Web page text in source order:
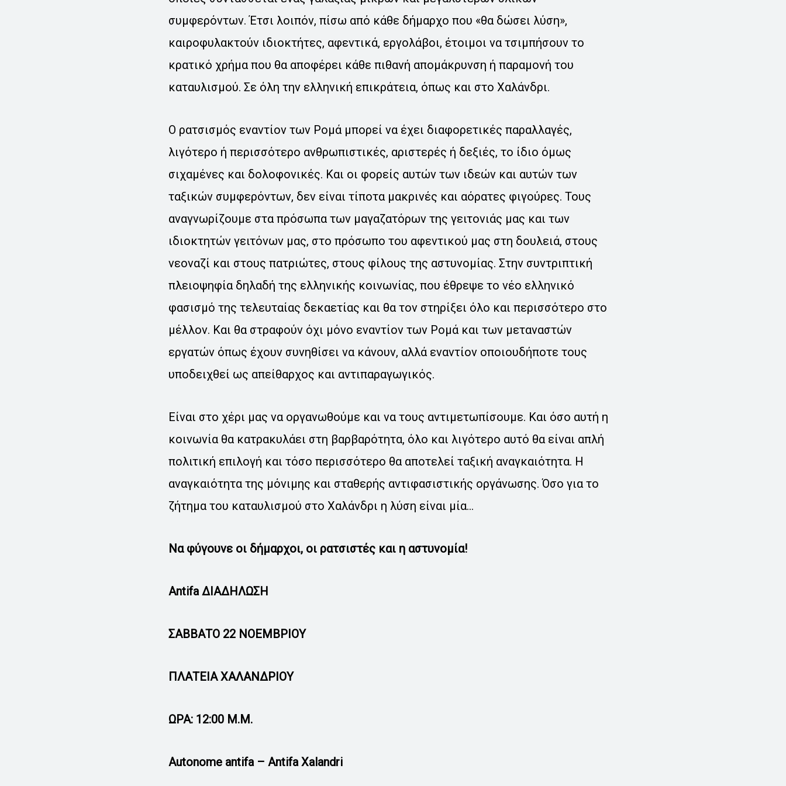
συμφερόντων. Έτσι λοιπόν, πίσω από κάθε δήμαρχο που «θα δώσει λύση»,
καιροφυλακτούν ιδιοκτήτες, αφεντικά, εργολάβοι, έτοιμοι να τσιμπήσουν το
κρατικό χρήμα που θα αποφέρει κάθε πιθανή απομάκρυνση ή παραμονή του
καταυλισμού. Σε όλη την ελληνική επικράτεια, όπως και στο Χαλάνδρι.
Ο ρατσισμός εναντίον των Ρομά μπορεί να έχει διαφορετικές παραλλαγές,
λιγότερο ή περισσότερο ανθρωπιστικές, αριστερές ή δεξιές, το ίδιο όμως
σιχαμένες και δολοφονικές. Και οι φορείς αυτών των ιδεών και αυτών των
ταξικών συμφερόντων, δεν είναι τίποτα μακρινές και αόρατες φιγούρες. Τους
αναγνωρίζουμε στα πρόσωπα των μαγαζατόρων της γειτονιάς μας και των
ιδιοκτητών γειτόνων μας, στο πρόσωπο του αφεντικού μας στη δουλειά, στους
νεοναζί και στους πατριώτες, στους φίλους της αστυνομίας. Στην συντριπτική
πλειοψηφία δηλαδή της ελληνικής κοινωνίας, που έθρεψε το νέο ελληνικό
φασισμό της τελευταίας δεκαετίας και θα τον στηρίξει όλο και περισσότερο στο
μέλλον. Και θα στραφούν όχι μόνο εναντίον των Ρομά και των μεταναστών
εργατών όπως έχουν συνηθίσει να κάνουν, αλλά εναντίον οποιουδήποτε τους
υποδειχθεί ως απείθαρχος και αντιπαραγωγικός.
Είναι στο χέρι μας να οργανωθούμε και να τους αντιμετωπίσουμε. Και όσο αυτή η
κοινωνία θα κατρακυλάει στη βαρβαρότητα, όλο και λιγότερο αυτό θα είναι απλή
πολιτική επιλογή και τόσο περισσότερο θα αποτελεί ταξική αναγκαιότητα. Η
αναγκαιότητα της μόνιμης και σταθερής αντιφασιστικής οργάνωσης. Όσο για το
ζήτημα του καταυλισμού στο Χαλάνδρι η λύση είναι μία…
Να φύγουνε οι δήμαρχοι, οι ρατσιστές και η αστυνομία!
Antifa ΔΙΑΔΗΛΩΣΗ
ΣΑΒΒΑΤΟ 22 ΝΟΕΜΒΡΙΟΥ
ΠΛΑΤΕΙΑ ΧΑΛΑΝΔΡΙΟΥ
ΩΡΑ: 12:00 Μ.Μ.
Autonome antifa – Antifa Xalandri